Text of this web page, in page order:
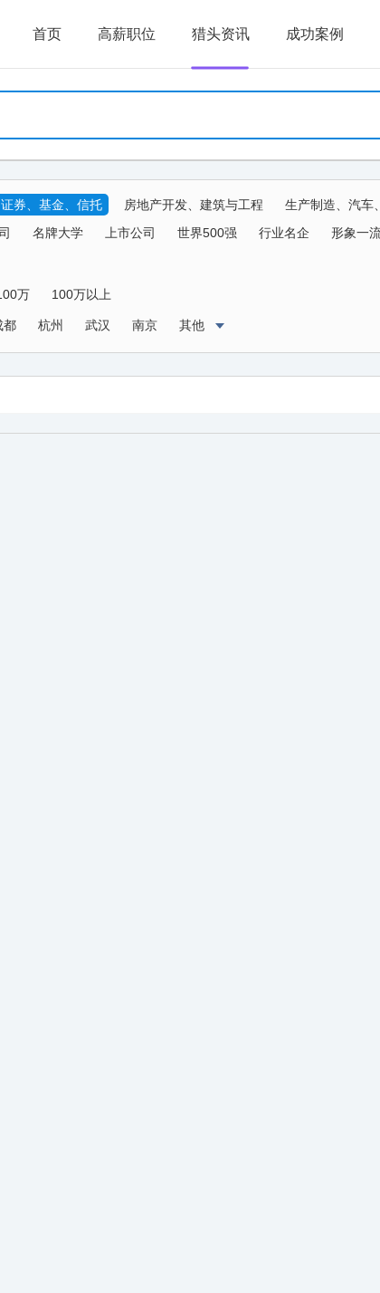
首页 高薪职位 猎头资讯 成功案例
券、基金、信托 房地产开发、建筑与工程 生产制造、汽车
物、器械
传媒、公关、广告、娱乐 物流、运输、仓储、交通
名牌大学 上市公司 世界500强 行业名企 形象一
万 100万以上
都 杭州 武汉 南京 其他